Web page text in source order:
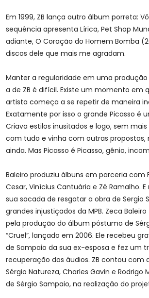
Em 1999, ZB lança outro álbum porreta:
sequência apresenta Lírica, Pet Shop
adiante, O Coração do Homem Bomba
discos dele que mais me agradam.
Manter a regularidade em uma
a de ZB é difícil. Existe um momento em
artista começa a se repetir de maneira
Exatamente por isso o grande Picasso é
Criava estilos inusitados e logo, sem
com tudo e vinha com outras propostas,
ainda. Mas Picasso é Picasso, gênio,
Baleiro produziu álbuns em parceria com
Cesar, Vinícius Cantuária e Zé Ramalho.
sua sacada de resgatar a obra de Sergio
grandes injustiçados da MPB. Zeca
pela produção do álbum póstumo de
“Cruel”, lançado em 2006. Ele recebeu
de Sampaio da sua ex-esposa e fez um
recuperação dos áudios. ZB contou com
Sérgio Natureza, Charles Gavin e Rodrigo
de Sérgio Sampaio, na realização do